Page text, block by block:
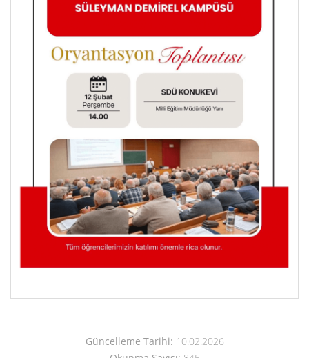
Güncelleme Tarihi: 10.02.2026